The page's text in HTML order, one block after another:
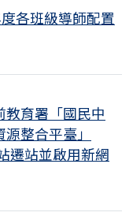
學年度普通班長期
考)
苗接種計畫」公費接
種之民眾」措施，延
配置名單
中小學課程及教學資
站並啟用新網址
各班級導師配置
育署「國民中
整合平臺」
遷站並啟用新網